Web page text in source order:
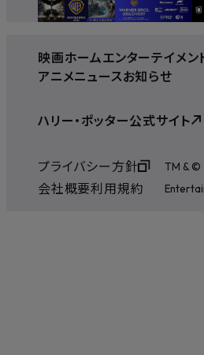
映画ホームエンターテイメン
アニメニュースお知らせ
ハリー・ポッター公式サイト
プライバシー方針
会社概要利用規約
TM & ©